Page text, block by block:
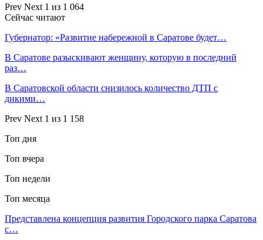
Prev Next 1 из 1 064
Сейчас читают
Губернатор: «Развитие набережной в Саратове будет…
В Саратове разыскивают женщину, которую в последний
раз…
В Саратовской области снизилось количество ДТП с
дикими…
Prev Next 1 из 1 158
Топ дня
Топ вчера
Топ недели
Топ месяца
Представлена концепция развития Городского парка Саратова
с…